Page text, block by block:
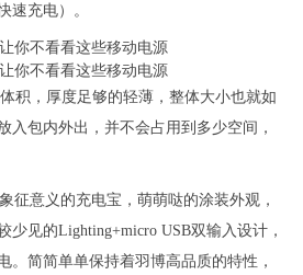
速充电）。
积，厚度足够的轻薄，整体大小也就如
入包内外出，并不会占用到多少空间，
征意义的充电宝，萌萌哒的涂装外观，
少见的Lighting+micro USB双输入设计，
。简简单单保持着羽博高品质的特性，